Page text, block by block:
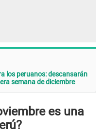
los peruanos: descansarán
semana de diciembre
es una